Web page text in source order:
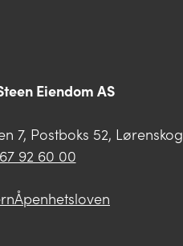
Eiendom AS
7, Postboks 52, Lørenskog
67 92 60 00
Åpenhetsloven